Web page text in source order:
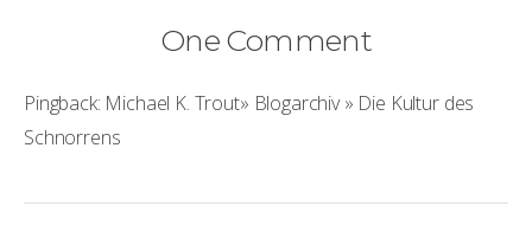
One Comment
Pingback: Michael K. Trout» Blogarchiv » Die Kultur des
Schnorrens